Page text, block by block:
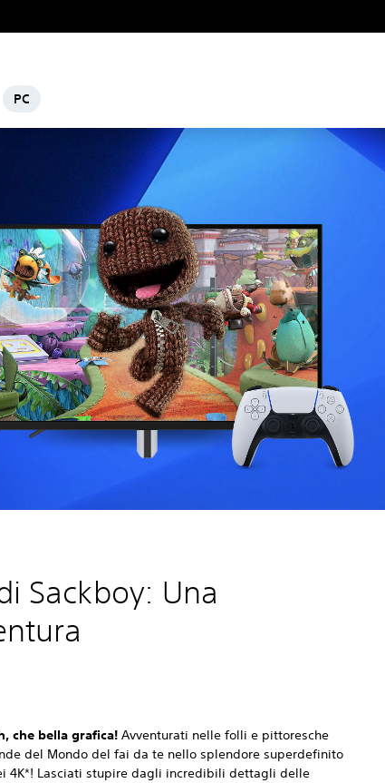
PC
Sackboy: Una
che bella grafica!Avventurati nelle folli e pittoresche
del Mondo del fai da te nello splendore superdefinito
4K*! Lasciati stupire dagli incredibili dettagli delle